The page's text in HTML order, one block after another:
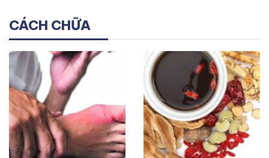
CÁCH CHỮA